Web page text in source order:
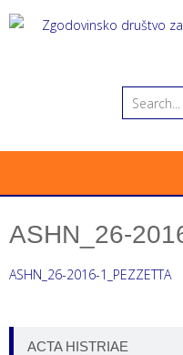
ASHN_26-
ASHN_26-2016-1_PEZZETTA
ACTA HISTRIAE